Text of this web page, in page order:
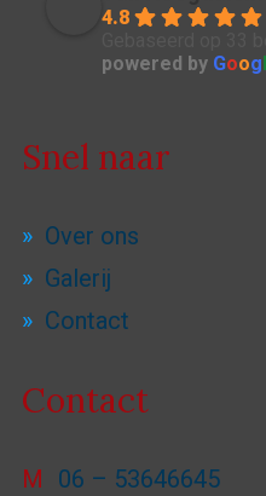
4.8
powered by Goog
Snel naar
Over ons
Galerij
Contact
Contact
M
06 – 53646645